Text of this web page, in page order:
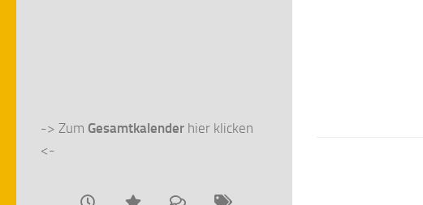
-> Zum Gesamtkalender hier klicken
<-